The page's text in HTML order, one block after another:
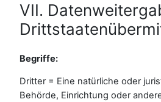
VII.
Begriffe:
Dritter = Eine natürliche oder
Behörde, Einrichtung oder